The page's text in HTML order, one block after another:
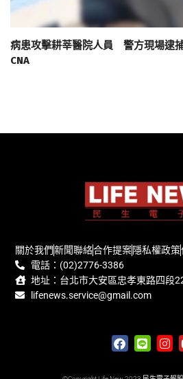
病患攻擊耕莘醫院人員 警方現場逮
CNA
關於我們新聞聯絡合作提案隱私權政策
電話：(02)2776-3386
地址：台北市大安區忠孝東路四段
lifenews.service@gmail.com